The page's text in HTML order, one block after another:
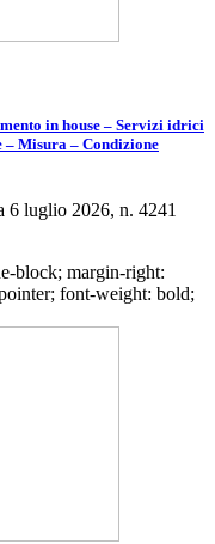
in house – Servizi idrici
Misura – Condizione
6 luglio 2026, n. 4241
block; margin-right:
font-weight: bold;